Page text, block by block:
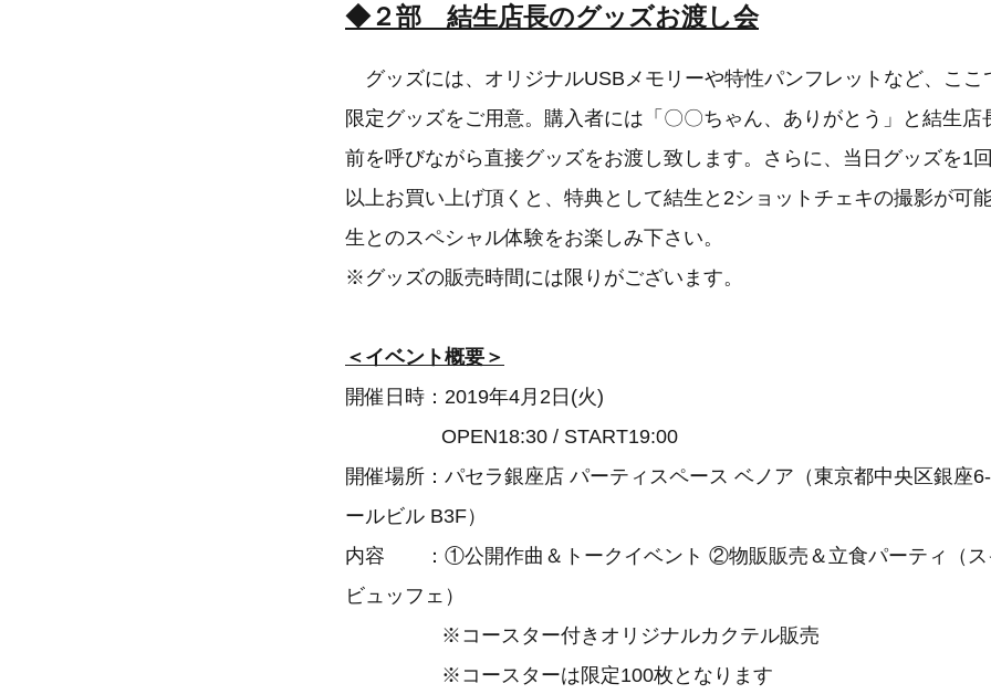
◆２部 結生店長のグッズお渡し会
グッズには、オリジナルUSBメモリーや特性パンフレットなど、ここ
限定グッズをご用意。購入者には「〇〇ちゃん、ありがとう」と結生店
前を呼びながら直接グッズをお渡し致します。さらに、当日グッズを1
以上お買い上げ頂くと、特典として結生と2ショットチェキの撮影が可
生とのスペシャル体験をお楽しみ下さい。
※グッズの販売時間には限りがございます。
＜イベント概要＞
開催日時：2019年4月2日(火)
OPEN18:30 / START19:00
開催場所：パセラ銀座店 パーティスペース ベノア（東京都中央区銀座
ールビル B3F）
内容 ：①公開作曲＆トークイベント ②物販販売＆立食パーティ（ス
ビュッフェ）
※コースター付きオリジナルカクテル販売
※コースターは限定100枚となります